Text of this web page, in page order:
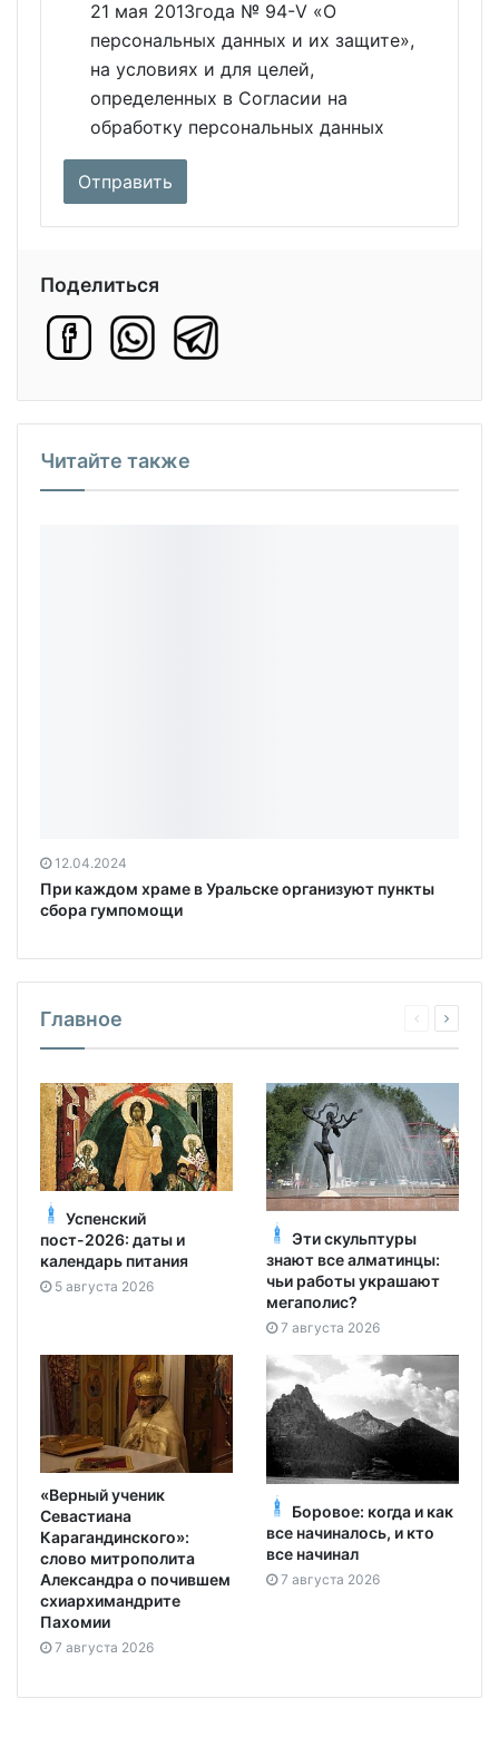
21 мая 2013года № 94-V «О
персональных данных и их защите»,
на условиях и для целей,
определенных в Согласии на
обработку персональных данных
Поделиться
Читайте также
При каждом храме в Уральске организуют пункты
сбора гумпомощи
Главное
Успенский
пост-2026: даты и
календарь питания
5 августа 2026
Эти скульптуры
знают все алматинцы:
чьи работы украшают
мегаполис?
7 августа 2026
«Верный ученик
Карагандинского»:
слово митрополита
Александра о почившем
схиархимандрите
Пахомии
7 августа 2026
Боровое: когда и как
все начиналось, и кто
все начинал
7 августа 2026